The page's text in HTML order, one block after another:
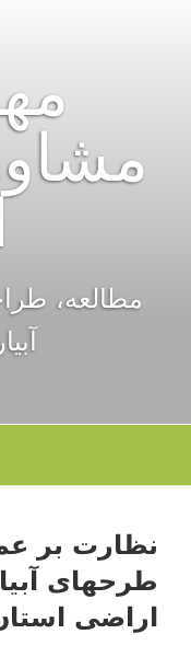
مطالعه،
نظارت بر
طرحهای
اراضی استان